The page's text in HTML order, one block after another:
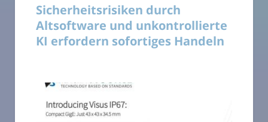
Sicherheitsrisiken durch
Altsoftware und unkontrollierte
KI erfordern sofortiges Handeln